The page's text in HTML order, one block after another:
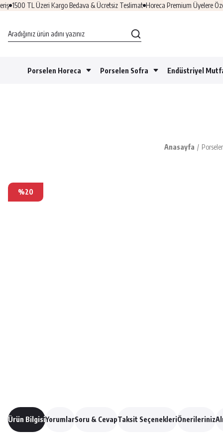
1500 TL Üzeri Kargo Bedava & Ücretsiz Teslimat Horeca Premium Üyelere Özel
Porselen Horeca Porselen Sofra Endüstriyel
Anasayfa
%20
Ürün BilgisiYorumlarSoru & CevapTaksit SeçenekleriÖnerileriniz